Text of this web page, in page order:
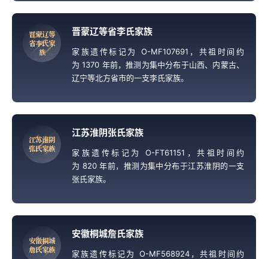
晋蒙辽等
省李氏家
族
晋蒙辽等省李氏家族
家族遗传标记为 O-MF107691，共祖时间约
为 1370 年前，推测为集中分布于山西、内蒙古、
辽宁等北方省市的一支李氏家族。
江苏淮阴
张氏家族
江苏淮阴张氏家族
家族遗传标记为 O-FT61151，共祖时间约
为 820 年前，推测为集中分布于江苏淮阴的一支
张氏家族。
安徽桐城
詹氏家族
安徽桐城詹氏家族
家族遗传标记为 O-MF568924，共祖时间约